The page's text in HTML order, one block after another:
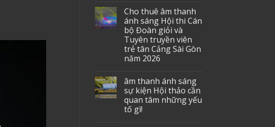
Cho thuê âm thanh
ánh sáng Hội thi Cán
bộ Đoàn giỏi và
Tuyên truyền viên
trẻ tân Cảng Sài Gòn
năm 2026
âm thanh ánh sáng
sự kiện Hội thảo cần
quan tâm những yếu
tố gì!